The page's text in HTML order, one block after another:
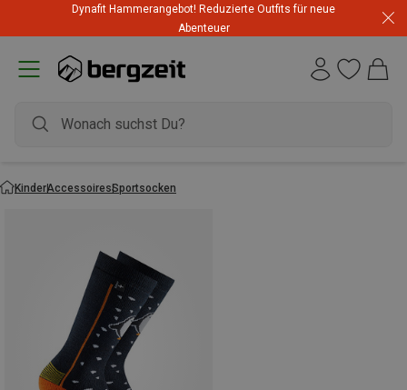
Dynafit Hammerangebot! Reduzierte Outfits für neue
Abenteuer
KinderAccessoiresSportsocken